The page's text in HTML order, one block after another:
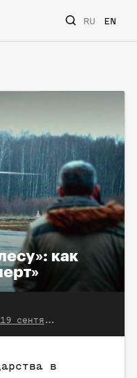
RU EN
как
Московские новости. 2013. 19 сентября
в